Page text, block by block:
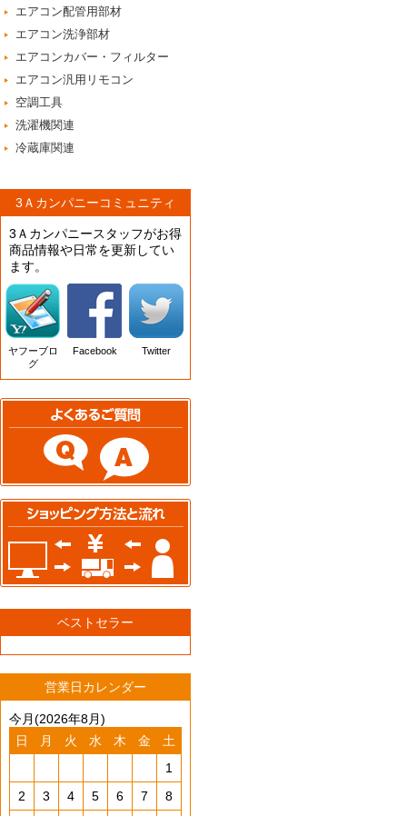
エアコン配管用部材
エアコン洗浄部材
エアコンカバー・フィルター
エアコン汎用リモコン
空調工具
洗濯機関連
冷蔵庫関連
3Ａカンパニーコミュニティ
3Ａカンパニースタッフがお得
商品情報や日常を更新してい
ます。
ヤフーブロ
グ
Facebook Twitter
ベストセラー
営業日カレンダー
今月(2026年8月)
日
月 火 水 木 金
土
1
2
3 4 5 6 7
8